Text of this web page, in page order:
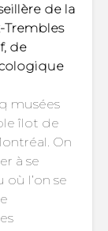
de la
Trembles
de
musées
îlot de
On
à se
l’on se